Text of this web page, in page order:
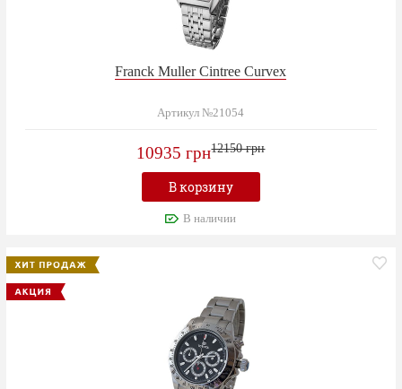
Franck Muller Cintree Curvex
Артикул №21054
10935 грн12150 грн
В корзину
В наличии